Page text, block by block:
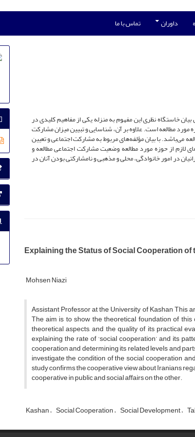
داوران تماس با ما
خاستگاه نظری این مفهوم به منزله یکی از مفاهیم کلیدی در
مطالعه است. علاوه بر آن، شناسایی و تبیین میزان مشارکت
می‌باشد. با بیان مؤلفه‌های مربوط به مشارکت اجتماعی و تعیین
لازم از حوزه مورد مطالعه وضعیت مشارکت اجتماعی مطالعه و
در امور خانوادگی، محلی و مذهبی و نامشارکتی بودن آنان در
Explaining the Status of Social Cooperation
Mohsen Niazi
Assistant Professor at the University of Kashan This
The aim is to show the theoretical foundation of
theoretical aspects, and the quality of its practical
explaining the rate of ‘social cooperation’ and its
cooperation and determining its related levels and
investigate the condition of the social cooperation
study confirms the cooperative view about Iranians
cooperative in public and social affairs on the other.
Kashan Social Cooperation Social Development